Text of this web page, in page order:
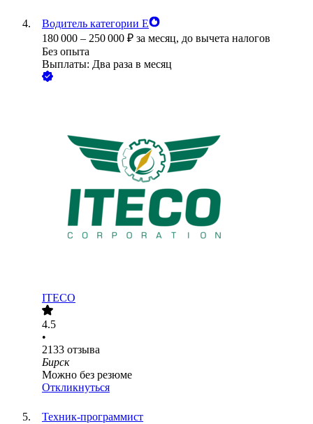
Водитель категории Е
180 000 – 250 000 ₽ за месяц, до вычета налогов
Без опыта
Выплаты: Два раза в месяц
ITECO
4.5
•
2133 отзыва
Бирск
Можно без резюме
Откликнуться
Техник-программист